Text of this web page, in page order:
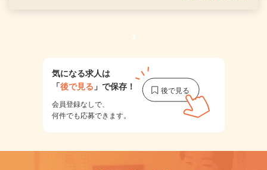
1
気になる求人は
「後で見る 」で保存！
会員登録なしで、
何件でも応募できます。